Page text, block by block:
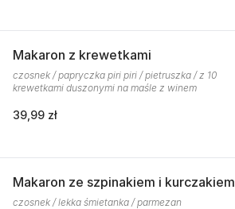
Makaron z krewetkami
czosnek / papryczka piri piri / pietruszka / z 10
krewetkami duszonymi na maśle z winem
39,99 zł
Makaron ze szpinakiem i kurczakiem
czosnek / lekka śmietanka / parmezan